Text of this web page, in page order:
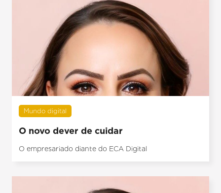
Mundo digital
O novo dever de cuidar
O empresariado diante do ECA Digital